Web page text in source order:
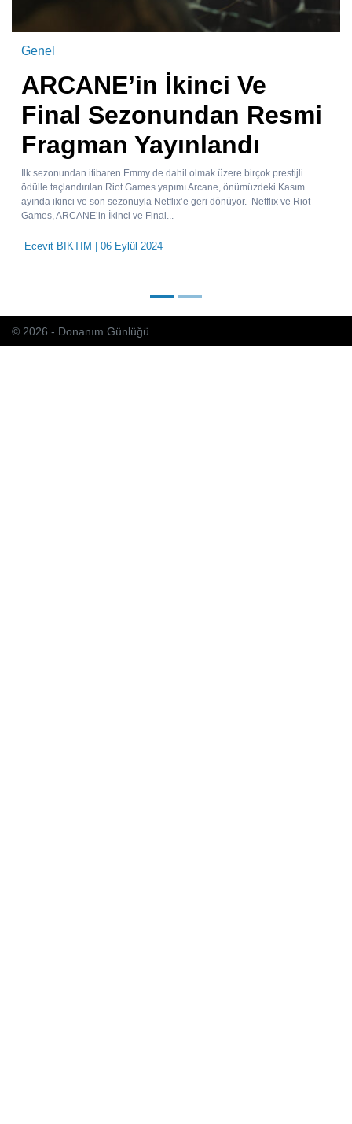
Genel
ARCANE’in İkinci Ve
Final Sezonundan Resmi
Fragman Yayınlandı
İlk sezonundan itibaren Emmy de dahil olmak üzere birçok prestijli
ödülle taçlandırılan Riot Games yapımı Arcane, önümüzdeki Kasım
ayında ikinci ve son sezonuyla Netflix’e geri dönüyor. Netflix ve Riot
Games, ARCANE’in İkinci ve Final...
Ecevit BIKTIM | 06 Eylül 2024
© 2026 - Donanım Günlüğü